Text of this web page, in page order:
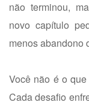
não terminou,
novo capítulo
menos abandono
Você não é o
Cada desafio